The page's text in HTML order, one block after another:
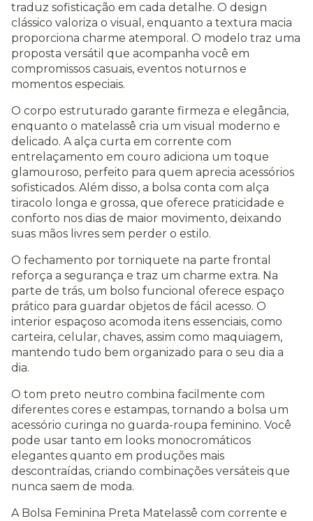
traduz sofisticação em cada detalhe. O design
clássico valoriza o visual, enquanto a textura macia
proporciona charme atemporal. O modelo traz uma
proposta versátil que acompanha você em
compromissos casuais, eventos noturnos e
momentos especiais.
O corpo estruturado garante firmeza e elegância,
enquanto o matelassê cria um visual moderno e
delicado. A alça curta em corrente com
entrelaçamento em couro adiciona um toque
glamouroso, perfeito para quem aprecia acessórios
sofisticados. Além disso, a bolsa conta com alça
tiracolo longa e grossa, que oferece praticidade e
conforto nos dias de maior movimento, deixando
suas mãos livres sem perder o estilo.
O fechamento por torniquete na parte frontal
reforça a segurança e traz um charme extra. Na
parte de trás, um bolso funcional oferece espaço
prático para guardar objetos de fácil acesso. O
interior espaçoso acomoda itens essenciais, como
carteira, celular, chaves, assim como maquiagem,
mantendo tudo bem organizado para o seu dia a
dia.
O tom preto neutro combina facilmente com
diferentes cores e estampas, tornando a bolsa um
acessório curinga no guarda-roupa feminino. Você
pode usar tanto em looks monocromáticos
elegantes quanto em produções mais
descontraídas, criando combinações versáteis que
nunca saem de moda.
A Bolsa Feminina Preta Matelassê com corrente e